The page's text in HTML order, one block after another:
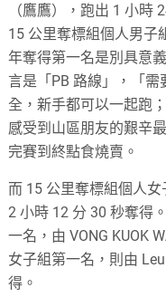
（鷹鷹），跑出 1 小時
15 公里奪標組個人男子
年奪得第一名是別具意
言是「PB 路線」，「
全，新手都可以一起跑
感受到山區朋友的艱辛
完賽到終點食燒賣。
而 15 公里奪標組個人女
2 小時 12 分 30 秒奪得
一名，由 VONG KUOK
女子組第一名，則由
得。